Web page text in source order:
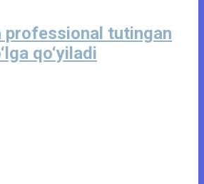
professional tutingan
qo‘yiladi